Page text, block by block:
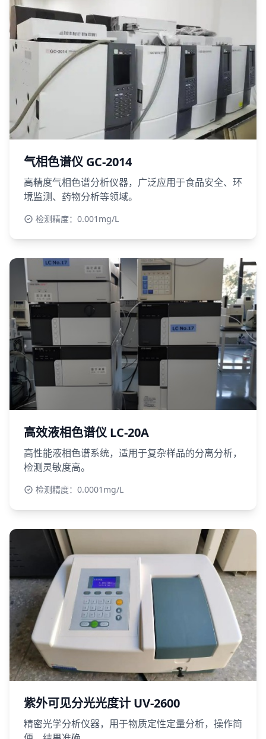
气相色谱仪 GC-2014
高精度气相色谱分析仪器，广泛应用于食品安全、环
境监测、药物分析等领域。
检测精度：0.001mg/L
高效液相色谱仪 LC-20A
高性能液相色谱系统，适用于复杂样品的分离分析，
检测灵敏度高。
检测精度：0.0001mg/L
紫外可见分光光度计 UV-2600
精密光学分析仪器，用于物质定性定量分析，操作简